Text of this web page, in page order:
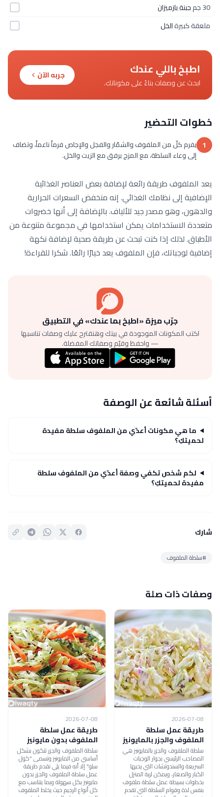
30 جم
جبنة بازميزان
ملعقة كبيرةالخل
اطبخ باللي عندك
ابحث عن وصفات بناءً على مكوناتك.
جربه الآن
خطوات التحضير
1 يفرم كلّ من الملفوف والشمّار والفجل والإجاص فرماً ناعماً، وتضاف
إلى وعاء السلطة، مع المزج برفق مع الزيت والخل.
يعد الملفوف طريقة رائعة لإضافة بعض العناصر الغذائية
الإضافية إلى نظامك الغذائي. إنه منخفض السعرات الحرارية
والدهون، وهو مصدر جيد للألياف. بالإضافة إلى أنها خضروات
متعددة الاستخدامات يمكن استخدامها في مجموعة متنوعة من
الأطباق. لذلك إذا كنت تبحث عن طريقة صحية لإضافة نكهة
إضافية لوجباتك، فإن الملفوف يعد خيارًا رائعًا. شكرا للقراءة!
جرّب ميزة «اطبخ بما عندك» في التطبيق
اكتب المكونات الموجودة في بيتك وهنقترح عليك وصفات تناسبها
— واحفظ وقيّم وصفاتك المفضلة.
أسئلة شائعة عن الوصفة
ما هي مكونات أعدّي من الملفوف سلطة مفيدة
لحميتكِ؟
لكم شخص تكفي وصفة أعدّي من الملفوف سلطة
مفيدة لحميتكِ؟
شارك
#سلطة الملفوف
وصفات ذات صلة
2026-07-08
طريقة عمل سلطة
الملفوف والجزر بالمايونيز
سلطة الملفوف والجزر بالمايونيز هي
المصاحب الرئيسي بجوار الوجبات
السريعة والسندوتشات التي يحبها
الكبار والصغار، ويمكن لربة المنزل
بخطوات بسيطة عمل سلطة ملفوف
بنفس لذة وقوام السلطة التي تقدم
2026-07-08
طريقة عمل سلطة
الملفوف بدون مايونيز
سلطة الملفوف والجزر تتكون بشكل
أساسي من المايونيز وتسمى "كول
سلو" إلا أنه فيما يلي نقدم طريقة
عمل سلطة الملفوف والجزر بدون
مايونيز بكل سهولة وبما يتناسب مع
كل أنواع الرجيم حيث يخلط الملفوف